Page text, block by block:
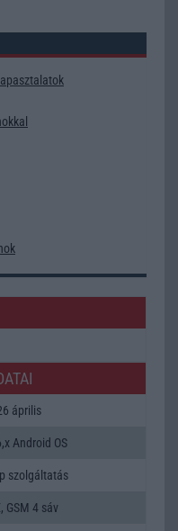
április
Android OS
szolgáltatás
GSM 4 sáv